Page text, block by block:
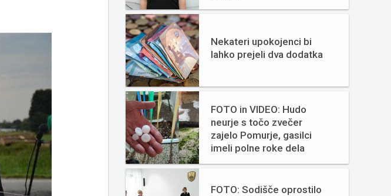
Nekateri upokojenci bi
lahko prejeli dva dodatka
FOTO in VIDEO: Hudo
neurje s točo zvečer
zajelo Pomurje, gasilci
imeli polne roke dela
FOTO: Sodišče oprostilo